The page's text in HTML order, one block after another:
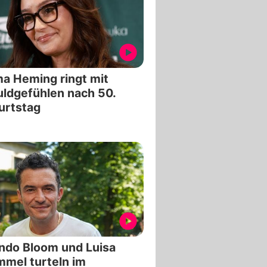
Heming ringt mit
nach 50.
Bloom und Luisa
turteln im